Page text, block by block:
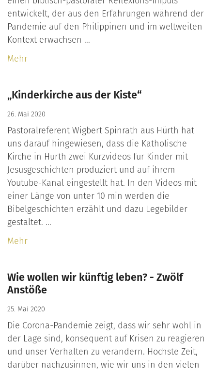
entwickelt, der aus den Erfahrungen während der
Pandemie auf den Philippinen und im weltweiten
Kontext erwachsen ...
Mehr
„Kinderkirche aus der Kiste“
26. Mai 2020
Pastoralreferent Wigbert Spinrath aus Hürth hat
uns darauf hingewiesen, dass die Katholische
Kirche in Hürth zwei Kurzvideos für Kinder mit
Jesusgeschichten produziert und auf ihrem
Youtube-Kanal eingestellt hat. In den Videos mit
einer Länge von unter 10 min werden die
Bibelgeschichten erzählt und dazu Legebilder
gestaltet. ...
Mehr
Wie wollen wir künftig leben? - Zwölf
Anstöße
25. Mai 2020
Die Corona-Pandemie zeigt, dass wir sehr wohl in
der Lage sind, konsequent auf Krisen zu reagieren
und unser Verhalten zu verändern. Höchste Zeit,
darüber nachzusinnen, wie wir uns in den vielen